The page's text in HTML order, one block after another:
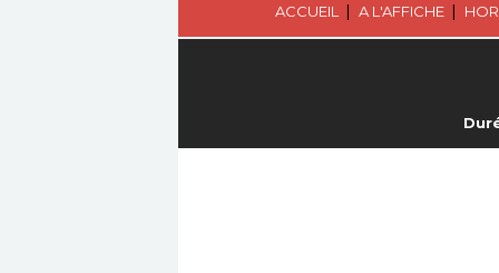
ACCUEIL | A L'AFFICHE |